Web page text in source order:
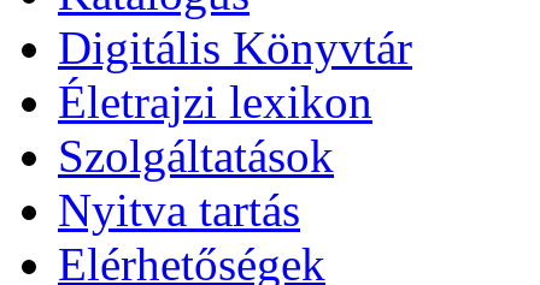
Digitális Könyvtár
Életrajzi lexikon
Szolgáltatások
Nyitva tartás
Elérhetőségek